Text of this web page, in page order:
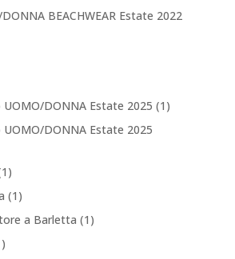
DONNA BEACHWEAR Estate 2022
DONNA Estate 2025 (1)
DONNA Estate 2025
(1)
a Barletta (1)